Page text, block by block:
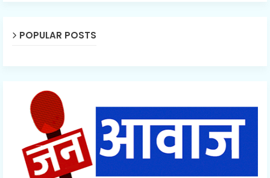
POPULAR POSTS